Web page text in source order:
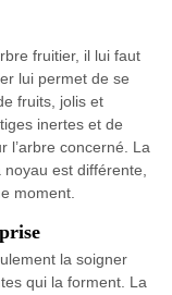
fruitier, il lui faut
lui permet de se
fruits, jolis et
inertes et de
l’arbre concerné. La
est différente,
moment.
la soigner
qui la forment. La